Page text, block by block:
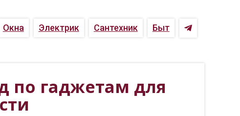
Окна Электрик Сантехник Быт
по гаджетам для